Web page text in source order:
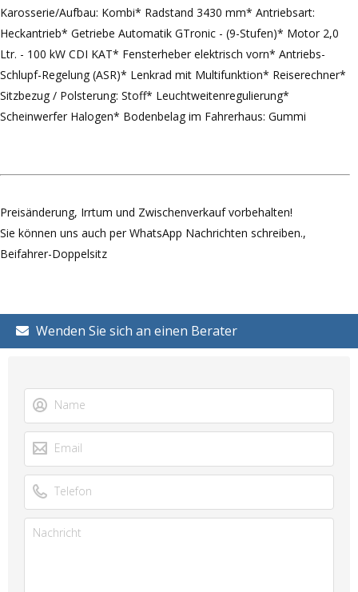
Karosserie/Aufbau: Kombi* Radstand 3430 mm* Antriebsart:
Heckantrieb* Getriebe Automatik GTronic - (9-Stufen)* Motor 2,0
Ltr. - 100 kW CDI KAT* Fensterheber elektrisch vorn* Antriebs-
Schlupf-Regelung (ASR)* Lenkrad mit Multifunktion* Reiserechner*
Sitzbezug / Polsterung: Stoff* Leuchtweitenregulierung*
Scheinwerfer Halogen* Bodenbelag im Fahrerhaus: Gummi
Preisänderung, Irrtum und Zwischenverkauf vorbehalten!
Sie können uns auch per WhatsApp Nachrichten schreiben.,
Beifahrer-Doppelsitz
Wenden Sie sich an einen Berater